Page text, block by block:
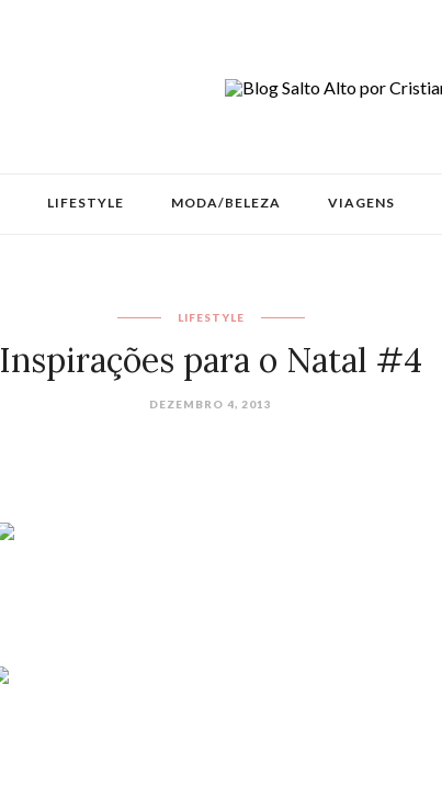
LIFESTYLE MODA/BELEZA VIAGENS
LIFESTYLE
Inspirações para o Natal #4
DEZEMBRO 4, 2013